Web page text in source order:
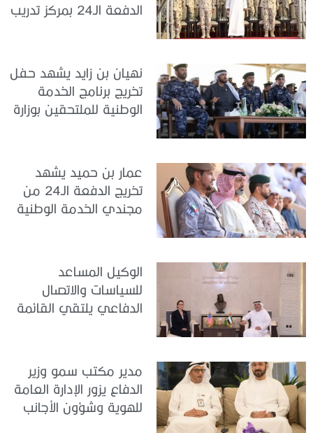
الدفعة الـ24 بمركز تدريب
نهيان بن زايد يشهد حفل
تخريج برنامج الخدمة
الوطنية للملتحقين بوزارة
عمار بن حميد يشهد
تخريج الدفعة الـ24 من
مجندي الخدمة الوطنية
الوكيل المساعد
للسياسات والاتصال
الدفاعي يلتقي القائمة
مدير مكتب سمو وزير
الدفاع يزور الإدارة العامة
للهوية وشؤون الأجانب